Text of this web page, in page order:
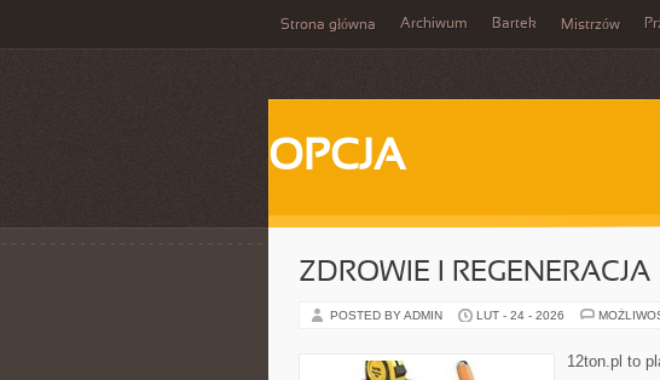
Strona główna Archiwum Bartek Mistrzów
OPCJA
ZDROWIE I REGENERACJA
POSTED BY ADMIN LUT - 24 - 2026
12ton.pl to